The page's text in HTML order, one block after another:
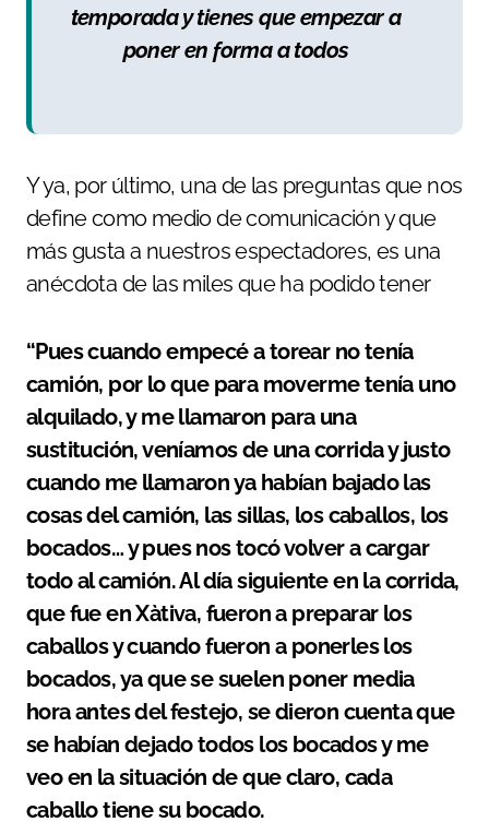
temporada y tienes que empezar a
poner en forma a todos
Y ya, por último, una de las preguntas que nos
define como medio de comunicación y que
más gusta a nuestros espectadores, es una
anécdota de las miles que ha podido tener
“Pues cuando empecé a torear no tenía
camión, por lo que para moverme tenía uno
alquilado, y me llamaron para una
sustitución, veníamos de una corrida y justo
cuando me llamaron ya habían bajado las
cosas del camión, las sillas, los caballos, los
bocados… y pues nos tocó volver a cargar
todo al camión. Al día siguiente en la corrida,
que fue en Xàtiva, fueron a preparar los
caballos y cuando fueron a ponerles los
bocados, ya que se suelen poner media
hora antes del festejo, se dieron cuenta que
se habían dejado todos los bocados y me
veo en la situación de que claro, cada
caballo tiene su bocado.